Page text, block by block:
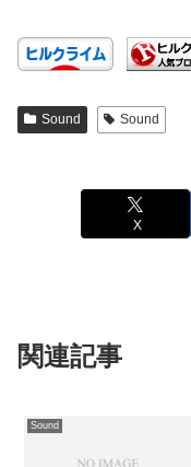
Sound Sound
X
関連記事
Sound